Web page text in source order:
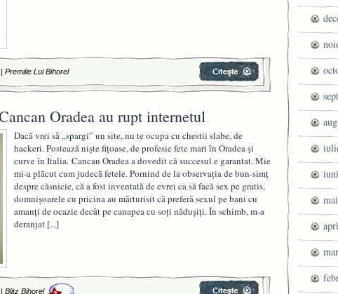
|Premiile Lui Bihorel
Oradea au rupt internetul
Dacă vrei să „spargi” un site, nu te ocupa cu chestii slabe, de
hackeri. Postează nişte fiţoase, de profesie fete mari în Oradea şi
curve în Italia. Cancan Oradea a dovedit că succesul e garantat. Mie
mi-a plăcut cum judecă fetele. Pornind de la observaţia de bun-simţ
despre căsnicie, că a fost inventată de evrei ca să facă sex pe gratis,
domnişoarele cu pricina au mărturisit că preferă sexul pe bani cu
amanţi de ocazie decât pe canapea cu soţi năduşiţi. În schimb, m-a
deranjat [...]
|Blitz Bihorel